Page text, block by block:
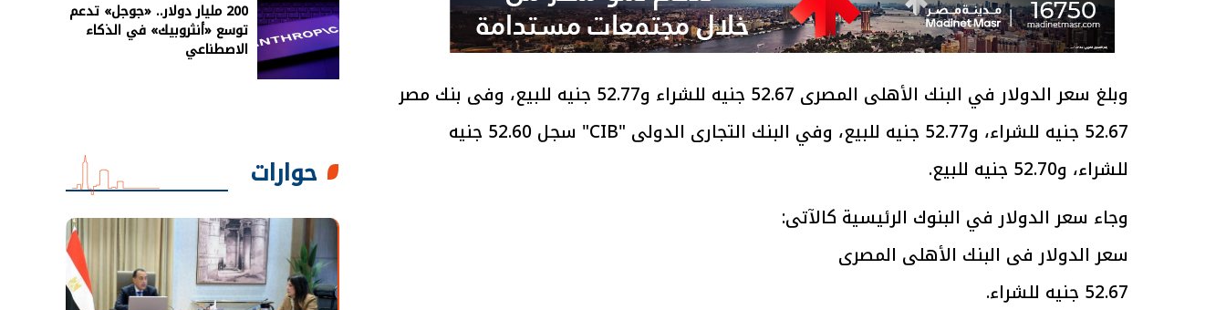
وبلغ سعر الدولار في البنك الأهلى المصرى 52.67 جنيه للشراء و52.77 جنيه للبيع، وفى بنك مصر
52.67 جنيه للشراء، و52.77 جنيه للبيع، وفي البنك التجارى الدولى "CIB" سجل 52.60 جنيه
للشراء، و52.70 جنيه للبيع.
وجاء سعر الدولار في البنوك الرئيسية كالآتى:
سعر الدولار فى البنك الأهلى المصرى
52.67 جنيه للشراء.
200 مليار دولار.. «جوجل» تدعم
توسع «أنثروبيك» في الذكاء
الاصطناعي
حوارات